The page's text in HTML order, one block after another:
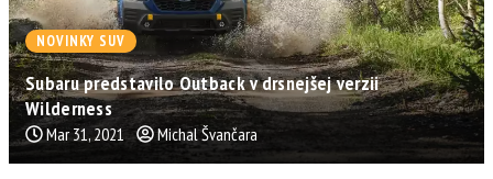
NOVINKY SUV
Subaru predstavilo Outback v drsnejšej verzii
Wilderness
Mar 31, 2021 Michal Švančara